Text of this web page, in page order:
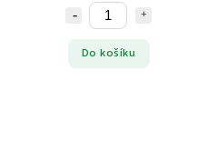
Do košíku